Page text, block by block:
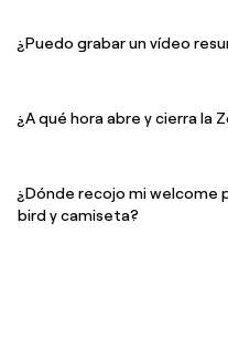
¿Puedo grabar un vídeo
¿A qué hora abre y cierra la
¿Dónde recojo mi welcome
bird y camiseta?